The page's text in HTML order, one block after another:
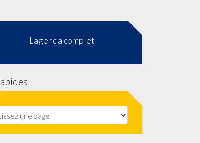
L'agenda complet